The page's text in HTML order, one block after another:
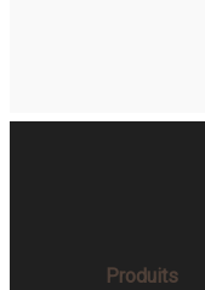
Produits